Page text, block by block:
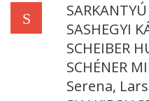
S
SASHEGYI
SCHEIBER
SCHÉNER
Serena, Lars